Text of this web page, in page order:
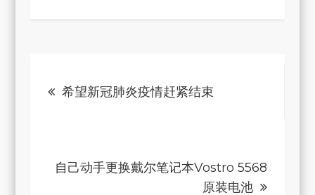
航
希望新冠肺炎疫情赶紧结束
自己动手更换戴尔笔记本Vostro 5568
原装电池